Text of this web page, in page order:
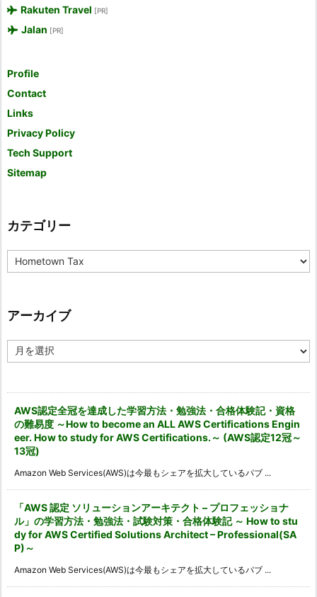
Rakuten Travel [PR]
Jalan [PR]
Profile
Contact
Links
Privacy Policy
Tech Support
Sitemap
カテゴリー
カ
テ
ー
アーカイブ
ー
AWS認定全冠を達成した学習方法・勉強法・合格体験記・資格
の難易度 ～How to become an ALL AWS Certifications Engin
eer. How to study for AWS Certifications.～ (AWS認定12冠～
13冠)
Amazon Web Services(AWS)は今最もシェアを拡大しているパブ ...
「AWS 認定 ソリューションアーキテクト – プロフェッショナ
ル」の学習方法・勉強法・試験対策・合格体験記 ～ How to stu
dy for AWS Certified Solutions Architect – Professional(SA
P)～
Amazon Web Services(AWS)は今最もシェアを拡大しているパブ ...